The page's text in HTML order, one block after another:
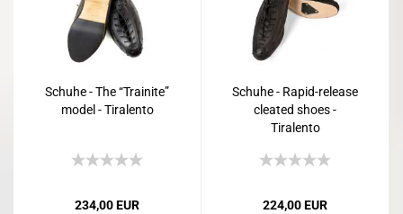
Schuhe - The “Trainite”
model - Tiralento
234,00 EUR
Schuhe - Rapid-release
cleated shoes -
Tiralento
224,00 EUR